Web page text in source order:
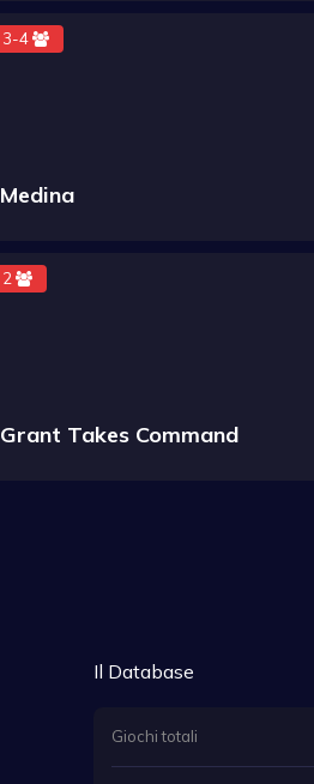
3-4
Medina
2
Grant Takes Command
Il Database
Giochi totali